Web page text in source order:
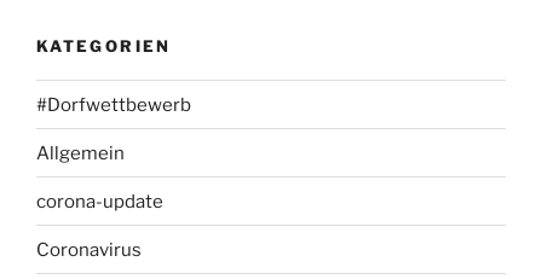
KATEGORIEN
#Dorfwettbewerb
Allgemein
corona-update
Coronavirus